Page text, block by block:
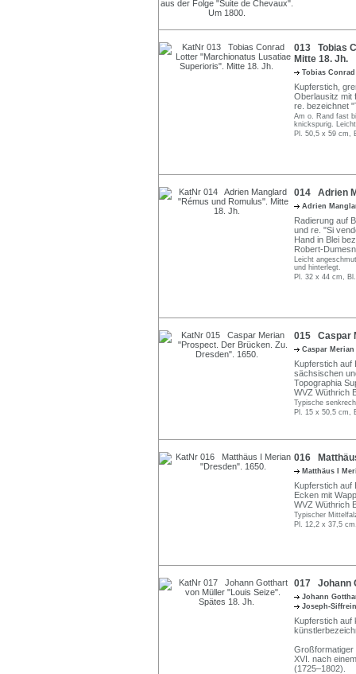
013 Tobias
Mitte 18. Jh.
Tobias
Kupferstich,
Oberlausitz mit
re. bezeichnet
Am o. Rand fast
knickspurig.
Pl. 50,5 x 59 cm,
014 Adrien
Adrien
Radierung auf
und re. "Si
Hand in Blei
Robert-
Leicht
und hinterlegt.
Pl. 32 x 44 cm,
015 Caspar
Caspar Merian
Kupferstich auf
sächsischen
Topographia
WVZ Wüthrich
Typische
Pl. 15 x 50,5 cm,
016
Matthäus I
Kupferstich auf
Ecken mit
WVZ Wüthrich
Typischer
Pl. 12,2 x 37,5
017 Johann
Johann
Joseph-
Kupferstich auf
Großformatiger
XVI. nach
(1725–1802).